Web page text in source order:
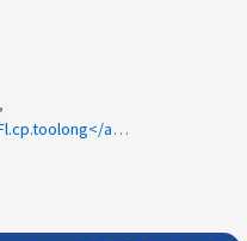
specialty:perf<a>ONTAP 9</a><a>WAFl.cp.toolong</a><a>一致性点</a><a>CP</a><a>1101269</a>